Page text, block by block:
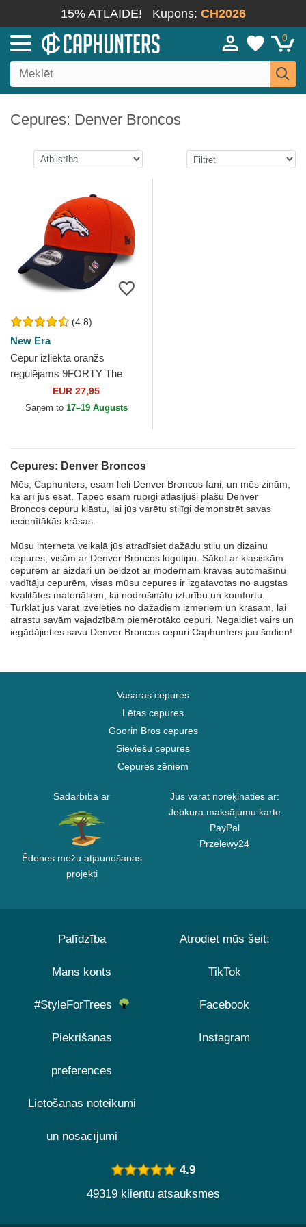
15% ATLAIDE! Kupons: CH2026
0
Cepures: Denver Broncos
(4.8)
New Era
Cepur izliekta oranžs
regulējams 9FORTY The
League no Denver Broncos
NFL no New Era
EUR 27,95
Saņem to 17–19 Augusts
Cepures: Denver Broncos
Mēs, Caphunters, esam lieli Denver Broncos fani, un mēs zinām,
ka arī jūs esat. Tāpēc esam rūpīgi atlasījuši plašu Denver
Broncos cepuru klāstu, lai jūs varētu stilīgi demonstrēt savas
iecienītākās krāsas.
Mūsu interneta veikalā jūs atradīsiet dažādu stilu un dizainu
cepures, visām ar Denver Broncos logotipu. Sākot ar klasiskām
cepurēm ar aizdari un beidzot ar modernām kravas automašīnu
vadītāju cepurēm, visas mūsu cepures ir izgatavotas no augstas
kvalitātes materiāliem, lai nodrošinātu izturību un komfortu.
Turklāt jūs varat izvēlēties no dažādiem izmēriem un krāsām, lai
atrastu savām vajadzībām piemērotāko cepuri. Negaidiet vairs un
iegādājieties savu Denver Broncos cepuri Caphunters jau šodien!
Vasaras cepures
Lētas cepures
Goorin Bros cepures
Sieviešu cepures
Cepures zēniem
Sadarbībā ar
Ēdenes mežu atjaunošanas
projekti
Jūs varat norēķināties ar:
Jebkura maksājumu karte
PayPal
Przelewy24
Palīdzība
Mans konts
#StyleForTrees
Piekrišanas
preferences
Lietošanas noteikumi
un nosacījumi
Atrodiet mūs šeit:
TikTok
Facebook
Instagram
4.9
49319 klientu atsauksmes